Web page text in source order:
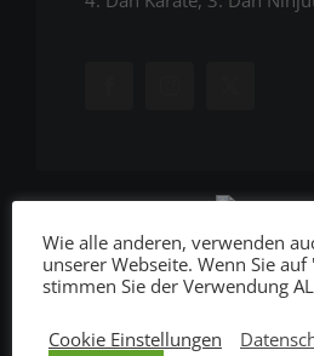
Rainer Fink
Senpai
Wie alle anderen, verwenden
unserer Webseite. Wenn Sie
stimmen Sie der Verwendung
Cookie Einstellungen